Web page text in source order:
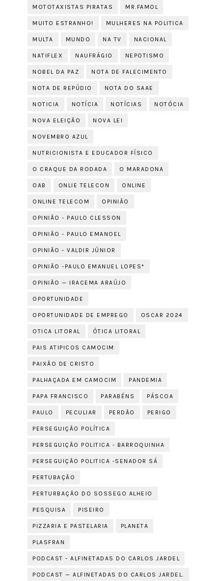
MOTOTAXISTAS PIRATAS MR.FAMOL
MUITO ESTRANHO! MULHERES NA POLITICA
MULTA MUNDO NA TV NACIONAL
NATIFLEX NAUFRÁGIO NEPOTISMO
NOBEL DA PAZ NOTA DE FALECIMENTO
NOTA DE REPÚDIO NOTA DO SAAE
NOTICIA NOTÍCIA NOTÍCIAS NOTÓCIA
NOVA ELEIÇÃO NOVA LEI
NOVEMBRO AZUL
NUTRICIONISTA E EDUCADOR FÍSICO
O CRAQUE DA RODADA O MARADONA
OAB ONLIE TELECON ONLINE
ONLINE TELECOM OPINIÃO
OPINIÃO - PAULO CLESSON
OPINIÃO - PAULO EMANOEL
OPINIÃO - VALDIR JÚNIOR
OPINIÃO -PAULO EMANUEL LOPES*
OPINIÃO — IRACEMA ARAÚJO
OPORTUNIDADE
OPORTUNIDADE DE EMPREGO OSCAR 2024
OTICA LITORAL ÓTICA LITORAL
PAIS ATIPICOS CAMOCIM
PAIXÃO DE CRISTO
PALHAÇADA EM CAMOCIM PANDEMIA
PAPA FRANCISCO PARABÉNS PÁSCOA
PAULO PECULIAR PERDÃO PERIGO
PERSEGUIÇÃO POLÍTICA
PERSEGUIÇÃO POLITICA - BARROQUINHA
PERSEGUIÇÃO POLITICA -SENADOR SÁ
PERTUBAÇÃO
PERTURBAÇÃO DO SOSSEGO ALHEIO
PESQUISA PISEIRO
PIZZARIA E PASTELARIA PLANETA
PLASFRAN
PODCAST - ALFINETADAS DO CARLOS JARDEL
PODCAST — ALFINETADAS DO CARLOS JARDEL.